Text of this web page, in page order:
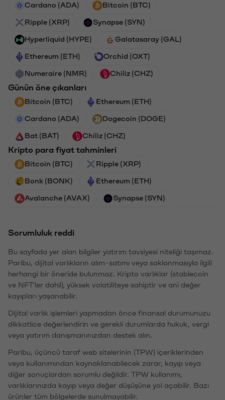
Cardano (ADA) Bitcoin (BTC)
Ripple (XRP) Synapse (SYN)
Hyperliquid (HYPE) Galatasaray (GAL)
Ethereum (ETH) Orchid (OXT)
Numeraire (NMR) Chiliz (CHZ)
Günün öne çıkanları
Bitcoin (BTC) Ethereum (ETH)
Cardano (ADA) Dogecoin (DOGE)
Bat (BAT) Chiliz (CHZ)
Kripto para fiyat tahminleri
Bitcoin (BTC) Ripple (XRP)
Bonk (BONK) Ethereum (ETH)
Avalanche (AVAX) Synapse (SYN)
Sorumluluk reddi
Bu sayfada yer alan bilgiler yatırım tavsiyesi niteliği taşımaz.
Paribu, dijital varlıkların alım-satımı veya saklanmasıyla ilgili
herhangi bir öneride bulunmaz. Kripto varlıklar (stablecoin
ve NFT'ler dahil), yüksek volatiliteye sahiptir ve ani değer
kayıpları yaşanabilir.
Dijital varlık işlemleri yapmadan önce finansal durumunuzu
dikkatlice değerlendirin ve gerekli durumlarda hukuk, vergi
veya yatırım danışmanınızdan destek alın.
Paribu, üçüncü taraf web sitelerinin (TPW) içeriklerinden
veya kullanımından kaynaklanabilecek zarar, kayıp veya
diğer sonuçlardan sorumlu değildir. TPW kullanımı,
varlıklarınızda kayıp veya değer düşüşüne yol açabilir. Bazı
ürünler tüm bölgelerde sunulmayabilir.